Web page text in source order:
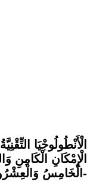
الْأَنْطُولُوجْيَا
الْإِمْكَانِ الْكَامِنِ
الْخَامِسُ وَالْعِشْرُونَ بَعْدَ الثَّلَاثِمِائَةِ-